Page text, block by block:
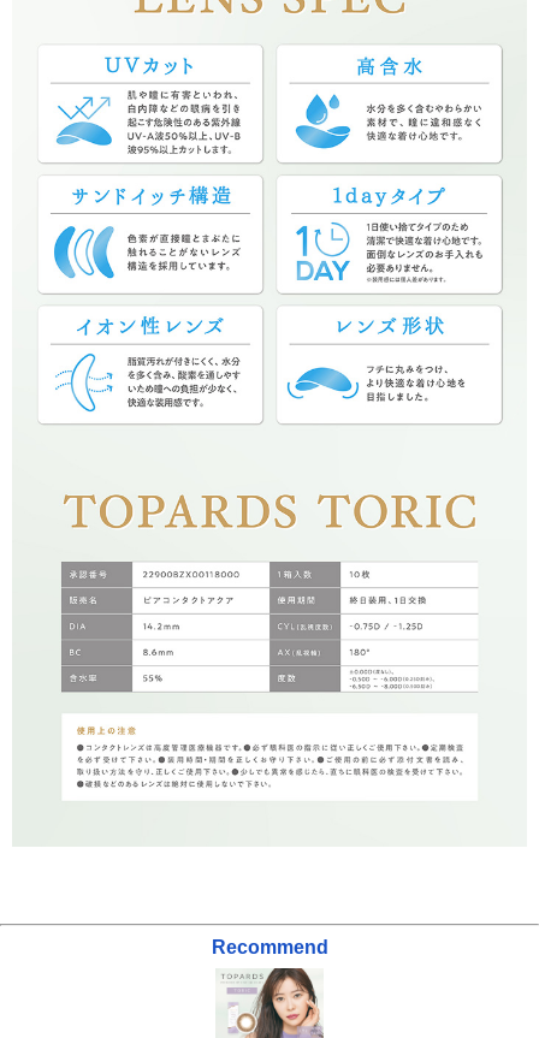
Recommend